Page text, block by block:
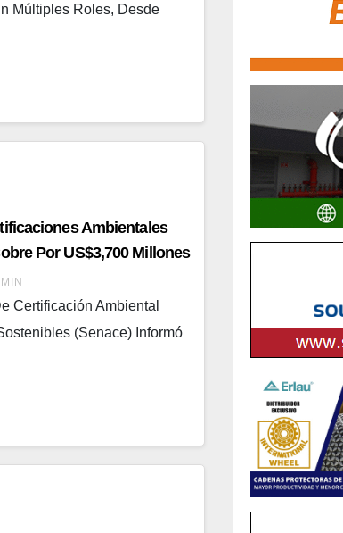
Múltiples Roles, Desde
Ambientales
Por US$3,700 Millones
Certificación Ambiental
(Senace) Informó